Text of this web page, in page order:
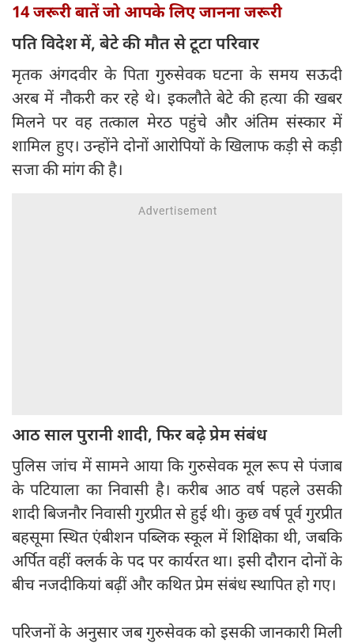
14 जरूरी बातें जो आपके लिए जानना जरूरी
पति विदेश में, बेटे की मौत से टूटा परिवार
मृतक अंगदवीर के पिता गुरुसेवक घटना के समय सऊदी
अरब में नौकरी कर रहे थे। इकलौते बेटे की हत्या की खबर
मिलने पर वह तत्काल मेरठ पहुंचे और अंतिम संस्कार में
शामिल हुए। उन्होंने दोनों आरोपियों के खिलाफ कड़ी से कड़ी
सजा की मांग की है।
आठ साल पुरानी शादी, फिर बढ़े प्रेम संबंध
पुलिस जांच में सामने आया कि गुरुसेवक मूल रूप से पंजाब
के पटियाला का निवासी है। करीब आठ वर्ष पहले उसकी
शादी बिजनौर निवासी गुरप्रीत से हुई थी। कुछ वर्ष पूर्व गुरप्रीत
बहसूमा स्थित एंबीशन पब्लिक स्कूल में शिक्षिका थी, जबकि
अर्पित वहीं क्लर्क के पद पर कार्यरत था। इसी दौरान दोनों के
बीच नजदीकियां बढ़ीं और कथित प्रेम संबंध स्थापित हो गए।
परिजनों के अनुसार जब गुरुसेवक को इसकी जानकारी मिली